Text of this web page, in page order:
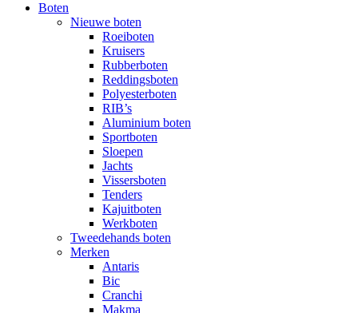
Boten
Nieuwe boten
Roeiboten
Kruisers
Rubberboten
Reddingsboten
Polyesterboten
RIB’s
Aluminium boten
Sportboten
Sloepen
Jachts
Vissersboten
Tenders
Kajuitboten
Werkboten
Tweedehands boten
Merken
Antaris
Bic
Cranchi
Makma